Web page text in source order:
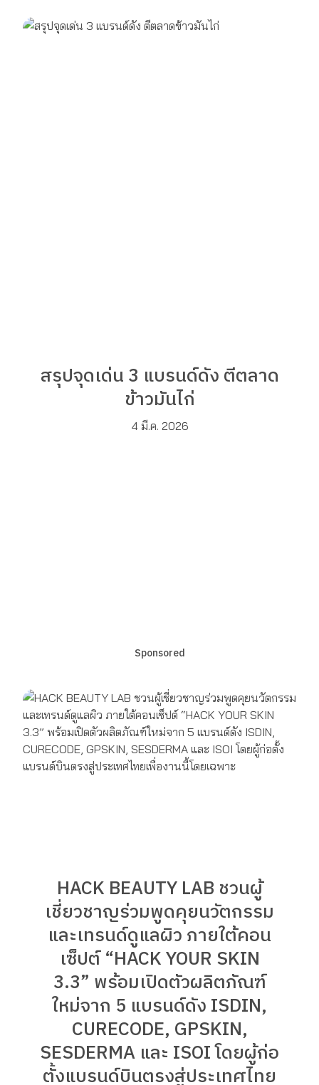
สรุปจุดเด่น 3 แบรนด์ดัง ตีตลาด
ข้าวมันไก่
4 มี.ค. 2026
Sponsored
HACK BEAUTY LAB ชวนผู้
เชี่ยวชาญร่วมพูดคุยนวัตกรรม
และเทรนด์ดูแลผิว ภายใต้คอน
เซ็ปต์ “HACK YOUR SKIN
3.3” พร้อมเปิดตัวผลิตภัณฑ์
ใหม่จาก 5 แบรนด์ดัง ISDIN,
CURECODE, GPSKIN,
SESDERMA และ ISOI โดยผู้ก่อ
ตั้งแบรนด์บินตรงสู่ประเทศไทย